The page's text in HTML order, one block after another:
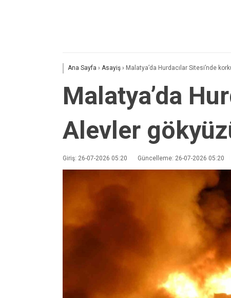
Ana Sayfa › Asayiş › Malatya’da Hurdacılar Sitesi’nde
Malatya’da
Alevler
Giriş: 26-07-2026 05:20 Güncelleme: 26-07-2026 05:20